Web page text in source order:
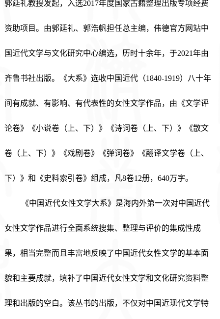
郭延礼教授发起，入选2017年度国家古籍整理出版专项经费
资助项目。由郭延礼、郭浩帆担任总主编，伟德官方网站中
国近代文学与文化研究中心编选，历时十余年，于2021年由
齐鲁书社出版。《大系》选收中国近代（1840-1919）八十年
间有成就、有影响、有代表性的女性文学作品，由《文学评
论卷》《小说卷（上、下）》《诗词卷（上、下）》《散文
卷（上、下）》《戏剧卷》《弹词卷》《翻译文学卷（上、
下）》和《史料索引卷》组成，凡8卷12册，640万字。
《中国近代女性文学大系》是海内外第一次对中国近代
女性文学作品进行全面系统搜集、整理与评价的集成性成
果，相当完整而且丰富地反映了中国近代女性文学的基本面
貌和主要成就，填补了中国近代女性文学和文化研究资料整
理和出版的空白。该丛书的出版，不仅对中国近现代文学特